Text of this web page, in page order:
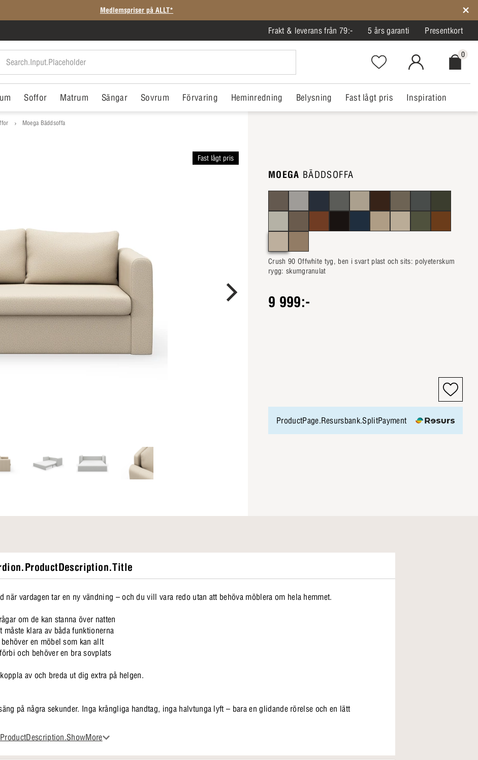
Medlemspriser på ALLT*
Frakt & leverans från 79:- 5 års garanti Presentkort
Favorites.NavigationButton.Text
MitIlva.Login
0
Soffor Matrum Sängar Sovrum Förvaring Heminredning Belysning Fast lågt pris Inspiration
Moega Bäddsoffa
Fast lågt pris
MOEGA BÄDDSOFFA
Crush 90 Offwhite tyg, ben i svart plast och sits: polyeterskum
rygg: skumgranulat
9 999:-
ProductPage.Resursbank.SplitPayment
när vardagen tar en ny vändning – och du vill vara redo utan att behöva möblera om hela hemmet.
om de kan stanna över natten
måste klara av båda funktionerna
en möbel som kan allt
och behöver en bra sovplats
av och breda ut dig extra på helgen.
på några sekunder. Inga krångliga handtag, inga halvtunga lyft – bara en glidande rörelse och en lätt
gäst eller en övernattande tonåring som ska använda den, kan alla lista ut det. Och alla ligger bekvämt.